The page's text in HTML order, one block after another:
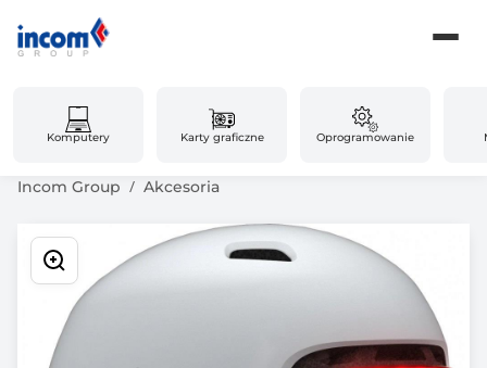
Komputery Karty graficzne Oprogramowanie
Incom Group Akcesoria